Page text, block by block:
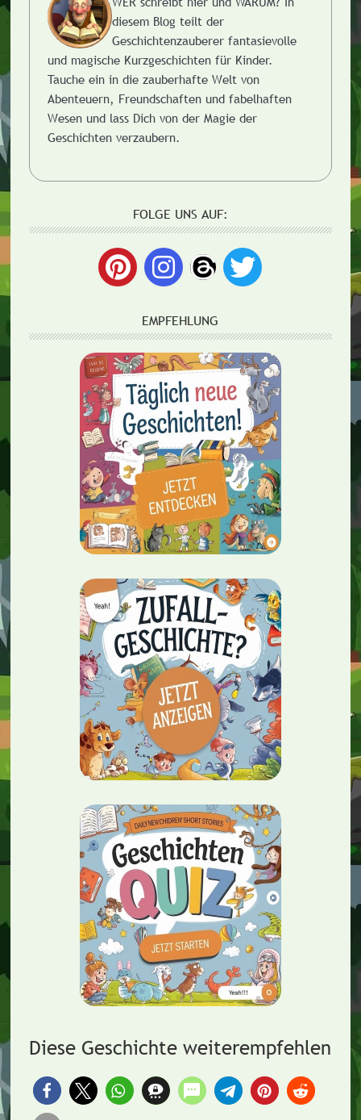
diesem Blog teilt der
Geschichtenzauberer fantasievolle
und magische Kurzgeschichten für Kinder.
Tauche ein in die zauberhafte Welt von
Abenteuern, Freundschaften und fabelhaften
Wesen und lass Dich von der Magie der
Geschichten verzaubern.
FOLGE UNS AUF:
EMPFEHLUNG
Diese Geschichte weiterempfehlen